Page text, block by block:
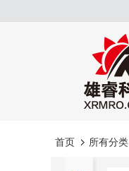
首页 所有分类